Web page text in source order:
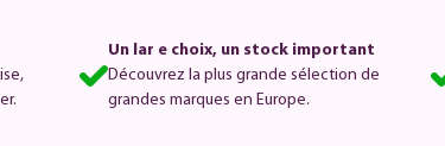
Un lar e choix, un stock important
Découvrez la plus grande sélection de
grandes marques en Europe.